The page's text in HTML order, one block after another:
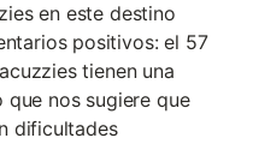
en este destino
positivos: el 57
tienen una
nos sugiere que
dificultades